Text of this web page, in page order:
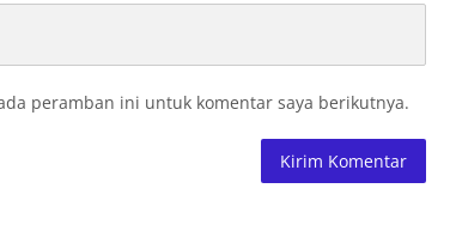
peramban ini untuk komentar saya berikutnya.